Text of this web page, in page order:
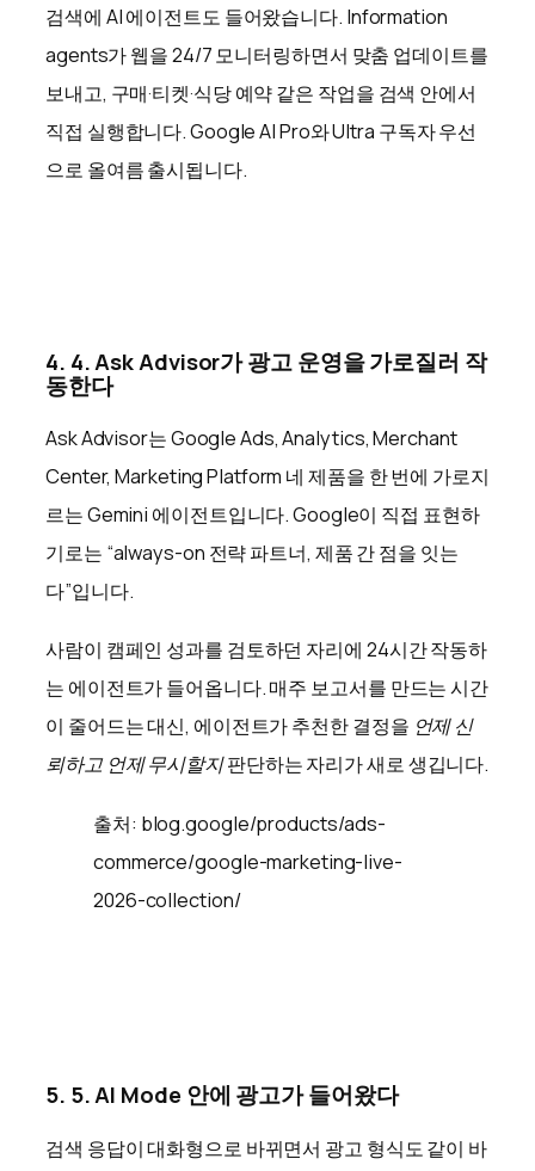
검색에 AI 에이전트도 들어왔습니다. Information
agents가 웹을 24/7 모니터링하면서 맞춤 업데이트를
보내고, 구매·티켓·식당 예약 같은 작업을 검색 안에서
직접 실행합니다. Google AI Pro와 Ultra 구독자 우선
으로 올여름 출시됩니다.
4. 4. Ask Advisor가 광고 운영을 가로질러 작
동한다
Ask Advisor는 Google Ads, Analytics, Merchant
Center, Marketing Platform 네 제품을 한 번에 가로지
르는 Gemini 에이전트입니다. Google이 직접 표현하
기로는 “always-on 전략 파트너, 제품 간 점을 잇는
다”입니다.
사람이 캠페인 성과를 검토하던 자리에 24시간 작동하
는 에이전트가 들어옵니다. 매주 보고서를 만드는 시간
이 줄어드는 대신, 에이전트가 추천한 결정을 언제 신
뢰하고 언제 무시할지판단하는 자리가 새로 생깁니다.
출처: blog.google/products/ads-
commerce/google-marketing-live-
2026-collection/
5. 5. AI Mode 안에 광고가 들어왔다
검색 응답이 대화형으로 바뀌면서 광고 형식도 같이 바